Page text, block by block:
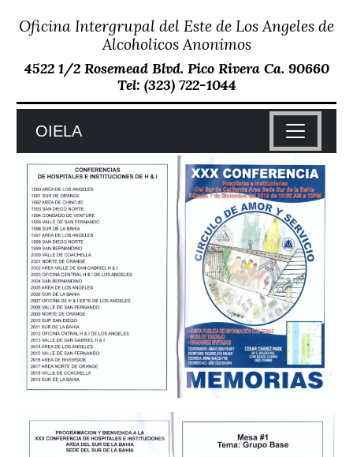
Skip
Oficina Intergrupal del Este de Los Angeles de
Alcoholicos Anonimos
4522 1/2 Rosemead Blvd. Pico Rivera Ca. 90660
Tel: (323) 722-1044
OIELA